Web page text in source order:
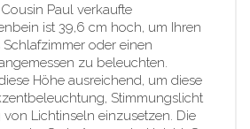
Paul verkaufte
ist 39,6 cm hoch, um Ihren
oder einen
zu beleuchten.
Höhe ausreichend, um diese
Stimmungslicht
Lichtinseln einzusetzen. Die